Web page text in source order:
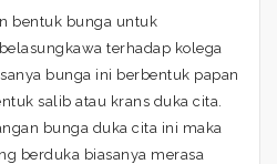
bentuk bunga untuk
terhadap kolega
bunga ini berbentuk papan
salib atau krans duka cita.
bunga duka cita ini maka
berduka biasanya merasa